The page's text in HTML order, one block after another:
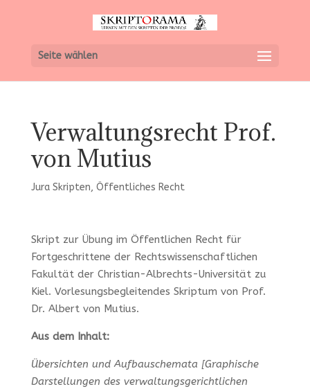
Seite wählen
Verwaltungsrecht Prof.
von Mutius
Jura Skripten, Öffentliches Recht
Skript zur Übung im Öffentlichen Recht für
Fortgeschrittene der Rechtswissenschaftlichen
Fakultät der Christian-Albrechts-Universität zu
Kiel. Vorlesungsbegleitendes Skriptum von Prof.
Dr. Albert von Mutius.
Aus dem Inhalt:
Übersichten und Aufbauschemata [Graphische
Darstellungen des verwaltungsgerichtlichen